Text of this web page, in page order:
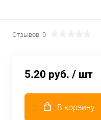
Отзывов: 0
5.20 руб. / шт
В корзину